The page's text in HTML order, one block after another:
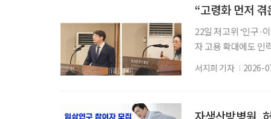
대할 필
“고령화 먼저 겪
22일 저고위 ‘인구·
자 고용 확대에도 인
정착·지역사회 통
해 외국인 유입을
서지희 기자 2026-
자생산방병원,